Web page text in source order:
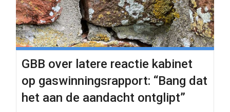
GBB over latere reactie kabinet
op gaswinningsrapport: “Bang dat
het aan de aandacht ontglipt”